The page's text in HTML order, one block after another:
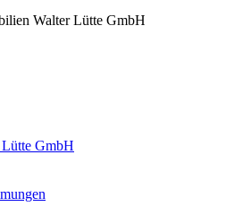
Walter Lütte GmbH
GmbH